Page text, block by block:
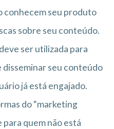
conhecem seu produto
sobre seu conteúdo.
ser utilizada para
disseminar seu conteúdo
já está engajado.
do “marketing
para quem não está